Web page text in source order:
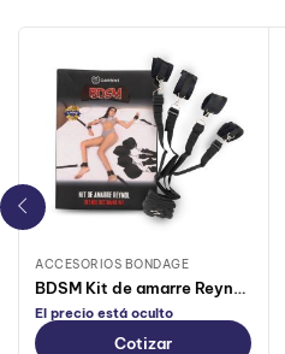
ACCESORIOS BONDAGE
BDSM Kit de amarre Reynols Negro
El precio está oculto
Cotizar